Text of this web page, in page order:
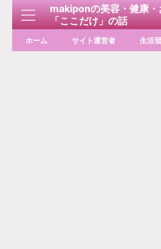
makiponの美容・健康・
「ここだけ」の話
ホーム サイト運営者 生活